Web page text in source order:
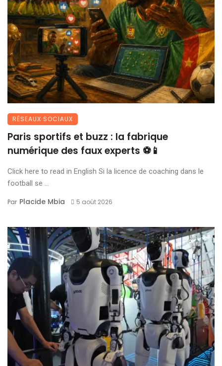
RÉSEAUX SOCIAUX
Paris sportifs et buzz : la fabrique
numérique des faux experts ⚽📱
Click here to read in English Si la licence de coaching dans le
football se ...
Par Placide Mbia 5 août 2026